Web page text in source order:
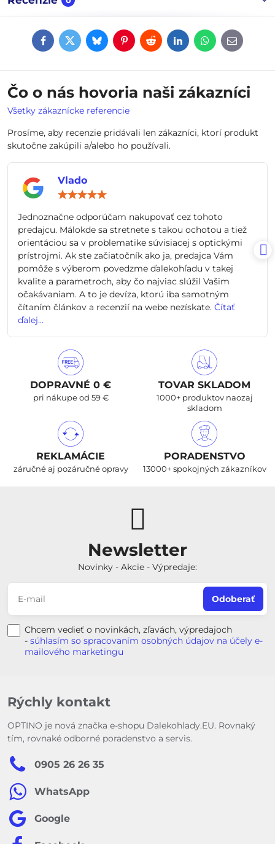
FacebookTwitterBlueskyPinterestRedditLinkedInWhatsApp
E-
mail
Čo o nás hovoria naši zákazníci
Všetky zákaznícke referencie
Prosíme, aby recenzie pridávali len zákazníci, ktorí produkt
skutočne zakúpili a/alebo ho používali.
Vlado
5
Jednoznačne odporúčam nakupovať cez tohoto
predajcu. Málokde sa stretnete s takou ochotou a tiež
orientáciou sa v problematike súvisiacej s optickými
prístrojmi. Ak ste začiatočník ako ja, predajca Vám
pomôže s výberom povedzme ďalekohľadu v takej
kvalite a parametroch, aby čo najviac slúžil Vašim
očakávaniam. A to je devíza, ktorú iba samotným
čítaním článkov a recenzií na webe nezískate. Čítať
ďalej...
DOPRAVNÉ 0 €
pri nákupe od 59 €
TOVAR SKLADOM
1000+ produktov naozaj
skladom
REKLAMÁCIE
záručné aj pozáručné opravy
PORADENSTVO
13000+ spokojných zákazníkov
Newsletter
Novinky - Akcie - Výpredaje:
Odoberať
Chcem vedieť o novinkách, zľavách, výpredajoch
- súhlasím so spracovaním osobných údajov na účely e-
mailového marketingu
Rýchly kontakt
OPTINO je nová značka e-shopu Dalekohlady.EU. Rovnaký
tím, rovnaké odborné poradenstvo a servis.
0905 26 26 35
WhatsApp
Google